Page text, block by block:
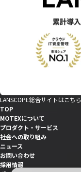
LANSCOPE総合サイトはこちら
TOP
MOTEXについて
プロダクト・サービス
社会への取り組み
ニュース
お問い合わせ
採用情報